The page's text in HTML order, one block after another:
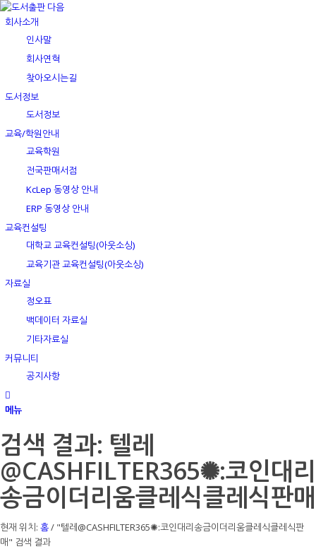
회사소개
인사말
회사연혁
찾아오시는길
도서정보
도서정보
교육/학원안내
교육학원
전국판매서점
KcLep 동영상 안내
ERP 동영상 안내
교육컨설팅
대학교 교육컨설팅(아웃소싱)
교육기관 교육컨설팅(아웃소싱)
자료실
정오표
백데이터 자료실
기타자료실
커뮤니티
공지사항
메뉴
검색 결과: 텔레
@CASHFILTER365✺:코인대리
송금이더리움클레식클레식판매
현재 위치: 홈/ "텔레@CASHFILTER365✺:코인대리송금이더리움클레식클레식판
매" 검색 결과